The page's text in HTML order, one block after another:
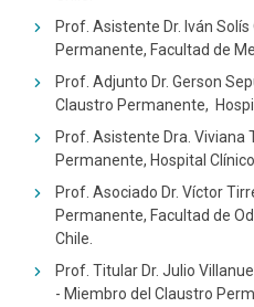
Prof. Asistente Dr. Iván
Permanente, Facultad de
Prof. Adjunto Dr. Gerson
Claustro Permanente,
Prof. Asistente Dra. Viviana
Permanente, Hospital
Prof. Asociado Dr. Víctor
Permanente, Facultad de
Chile.
Prof. Titular Dr. Julio
- Miembro del Claustro